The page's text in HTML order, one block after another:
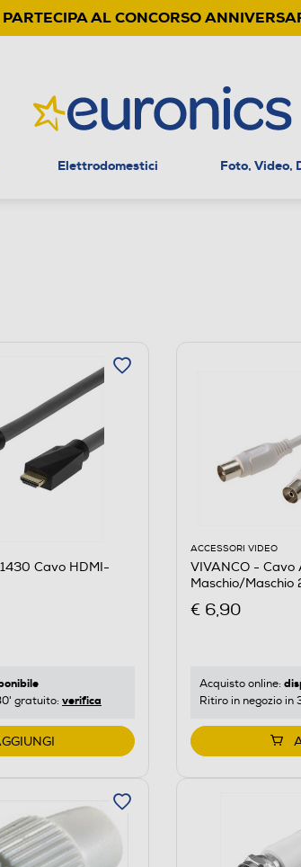
PARTECIPA AL CONCORSO
Elettrodomestici Foto, Video,
Cavo HDMI-
gratuito: verifica
ACCESSORI VIDEO
VIVANCO - Cavo
Maschio/
€ 6,90
Acquisto online:
Ritiro in negozio in